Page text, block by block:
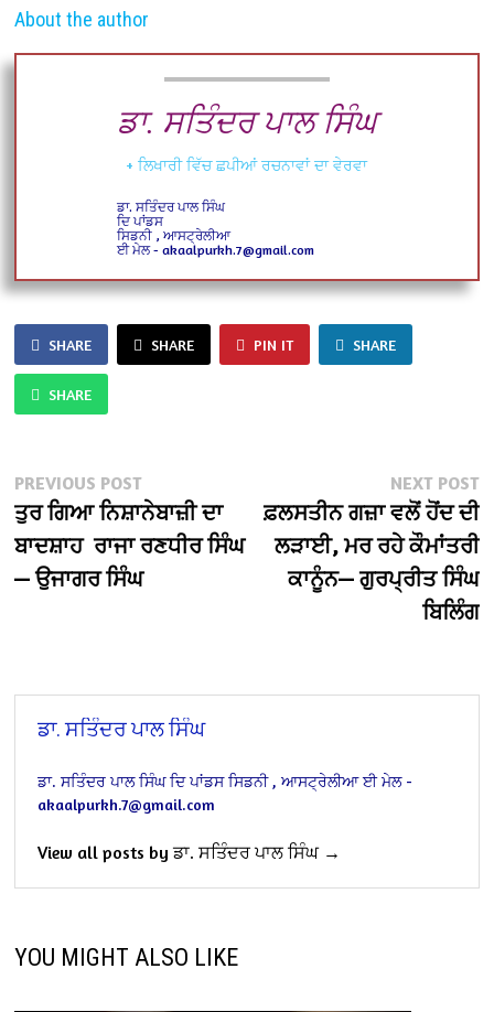
About the author
ਡਾ. ਸਤਿੰਦਰ ਪਾਲ ਸਿੰਘ
+ ਲਿਖਾਰੀ ਵਿੱਚ ਛਪੀਆਂ ਰਚਨਾਵਾਂ ਦਾ ਵੇਰਵਾ
ਡਾ. ਸਤਿੰਦਰ ਪਾਲ ਸਿੰਘ
ਦਿ ਪਾਂਡਸ
ਸਿਡਨੀ , ਆਸਟ੍ਰੇਲੀਆ
ਈ ਮੇਲ - akaalpurkh.7@gmail.com
SHARE SHARE PIN IT SHARE
SHARE
Post
navigation
PREVIOUS POSTPrevious
post:
ਤੁਰ ਗਿਆ ਨਿਸ਼ਾਨੇਬਾਜ਼ੀ ਦਾ
ਬਾਦਸ਼ਾਹ ਰਾਜਾ ਰਣਧੀਰ ਸਿੰਘ
— ਉਜਾਗਰ ਸਿੰਘ
NEXT POST
ਫ਼ਲਸਤੀਨ ਗਜ਼ਾ ਵਲੋਂ ਹੋਂਦ ਦੀ
ਲੜਾਈ, ਮਰ ਰਹੇ ਕੌਮਾਂਤਰੀ
ਕਾਨੂੰਨ— ਗੁਰਪ੍ਰੀਤ ਸਿੰਘ
ਬਿਲਿੰਗ
ਡਾ. ਸਤਿੰਦਰ ਪਾਲ ਸਿੰਘ
ਡਾ. ਸਤਿੰਦਰ ਪਾਲ ਸਿੰਘ ਦਿ ਪਾਂਡਸ ਸਿਡਨੀ , ਆਸਟ੍ਰੇਲੀਆ ਈ ਮੇਲ -
akaalpurkh.7@gmail.com
View all posts by ਡਾ. ਸਤਿੰਦਰ ਪਾਲ ਸਿੰਘ →
YOU MIGHT ALSO LIKE